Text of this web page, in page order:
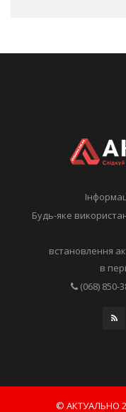
Будь-яке
встановлення
в
(068) 850-
© АКТУАЛЬНО